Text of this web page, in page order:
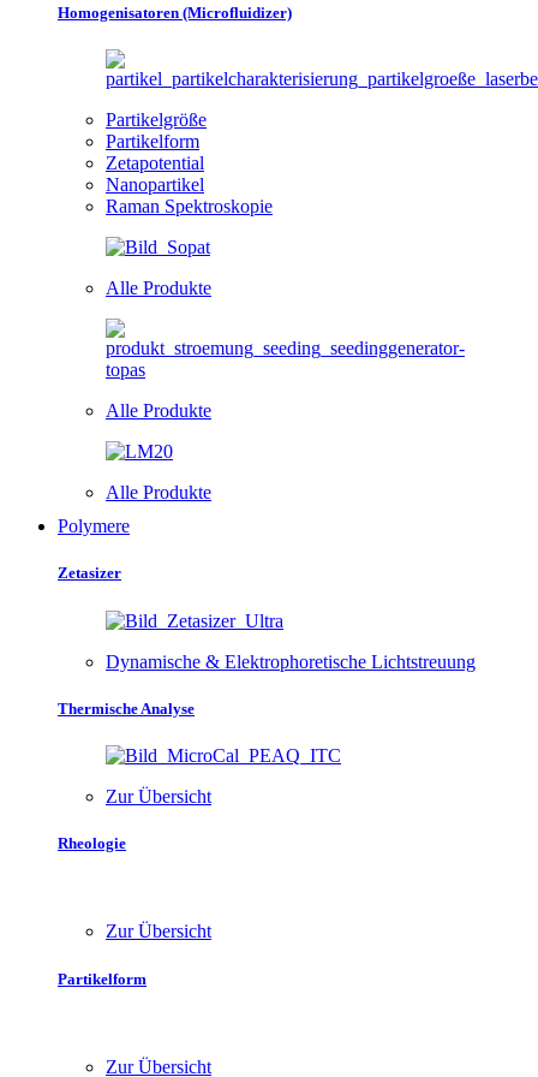
Homogenisatoren (Microfluidizer)
Partikelgröße
Partikelform
Zetapotential
Nanopartikel
Raman Spektroskopie
Alle Produkte
Alle Produkte
Alle Produkte
Polymere
Zetasizer
Dynamische & Elektrophoretische Lichtstreuung
Thermische Analyse
Zur Übersicht
Rheologie
Zur Übersicht
Partikelform
Zur Übersicht